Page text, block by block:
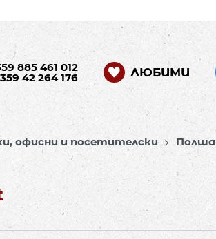
885 461 012
42 264 176 ЛЮБИМИ
офисни и посетителски Полша